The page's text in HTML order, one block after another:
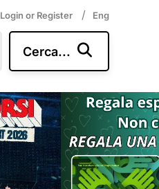
Login or Register / Eng
Cerca...